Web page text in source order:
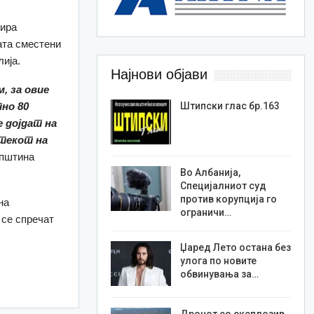
сместени
за овие
80
дојдат на
на
спречат
Најнови објави
Штипски глас бр.163
Во Албанија,
Специјалниот суд
против корупција го
ограничи…
Џаред Лето остана без
улога по новите
обвинувања за…